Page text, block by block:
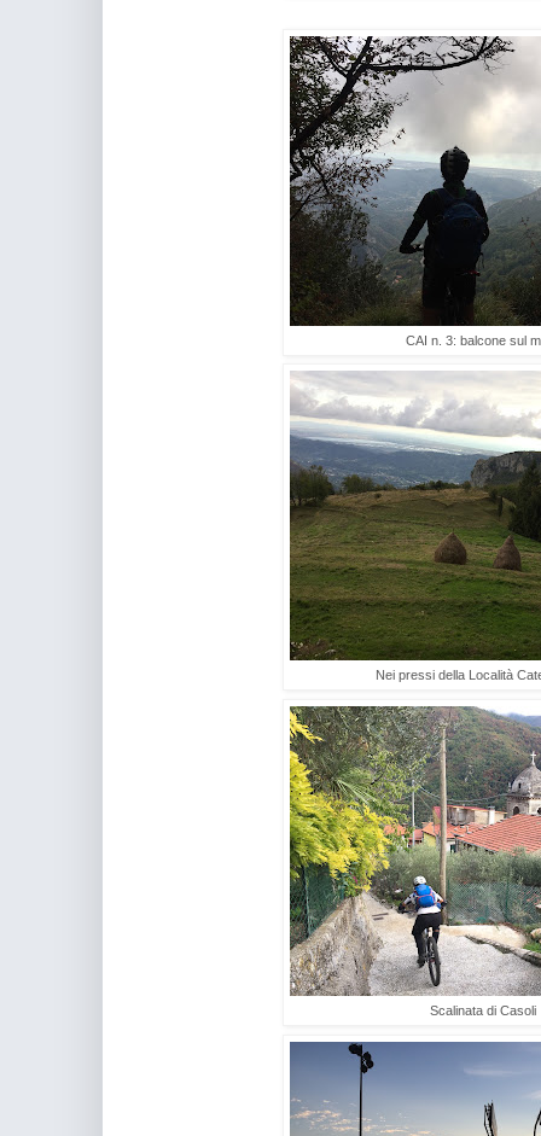
CAI n. 3: balcone sul
Nei pressi della Località
Scalinata di Casoli